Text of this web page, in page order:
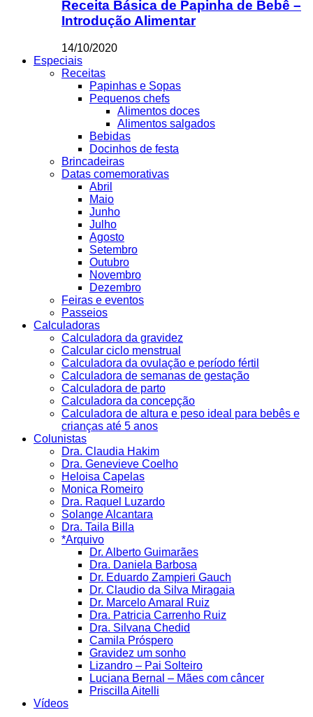
Receita Básica de Papinha de Bebê –
Introdução Alimentar
14/10/2020
Especiais
Receitas
Papinhas e Sopas
Pequenos chefs
Alimentos doces
Alimentos salgados
Bebidas
Docinhos de festa
Brincadeiras
Datas comemorativas
Abril
Maio
Junho
Julho
Agosto
Setembro
Outubro
Novembro
Dezembro
Feiras e eventos
Passeios
Calculadoras
Calculadora da gravidez
Calcular ciclo menstrual
Calculadora da ovulação e período fértil
Calculadora de semanas de gestação
Calculadora de parto
Calculadora da concepção
Calculadora de altura e peso ideal para bebês e
crianças até 5 anos
Colunistas
Dra. Claudia Hakim
Dra. Genevieve Coelho
Heloisa Capelas
Monica Romeiro
Dra. Raquel Luzardo
Solange Alcantara
Dra. Taila Billa
*Arquivo
Dr. Alberto Guimarães
Dra. Daniela Barbosa
Dr. Eduardo Zampieri Gauch
Dr. Claudio da Silva Miragaia
Dr. Marcelo Amaral Ruiz
Dra. Patricia Carrenho Ruiz
Dra. Silvana Chedid
Camila Próspero
Gravidez um sonho
Lizandro – Pai Solteiro
Luciana Bernal – Mães com câncer
Priscilla Aitelli
Vídeos